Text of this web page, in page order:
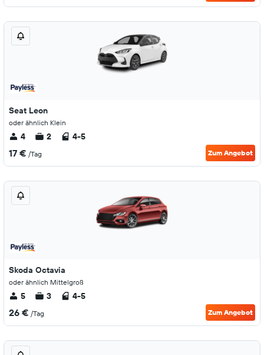
Seat Leon
oder ähnlich Klein
4 2 4-5
17 € /Tag Zum Angebot
Skoda Octavia
oder ähnlich Mittelgroß
5 3 4-5
26 € /Tag Zum Angebot